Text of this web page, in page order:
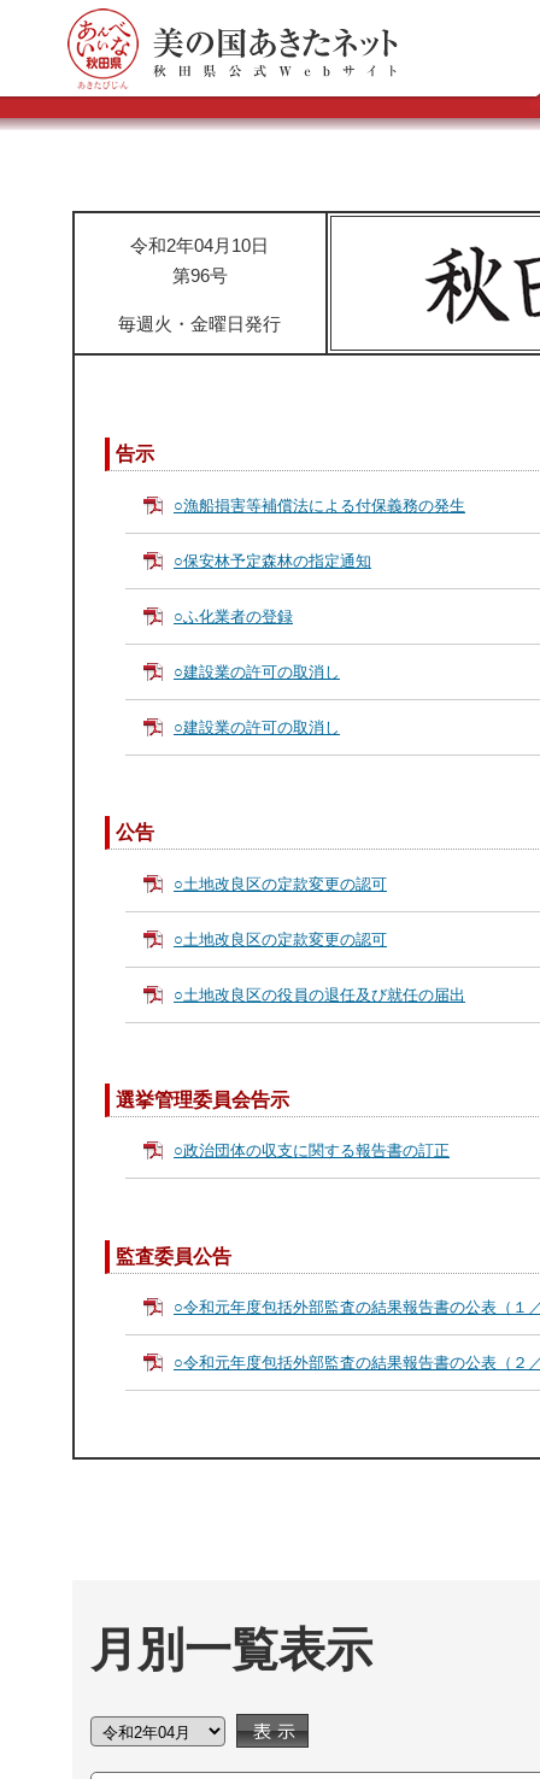
令和2年04月10日
第96号
毎週火・金曜日発行
告示
○漁船損害等補償法による付保義務の発生
○保安林予定森林の指定通知
○ふ化業者の登録
○建設業の許可の取消し
○建設業の許可の取消し
公告
○土地改良区の定款変更の認可
○土地改良区の定款変更の認可
○土地改良区の役員の退任及び就任の届出
選挙管理委員会告示
○政治団体の収支に関する報告書の訂正
監査委員公告
○令和元年度包括外部監査の結果報告書の公表（１
○令和元年度包括外部監査の結果報告書の公表（２
月別一覧表示